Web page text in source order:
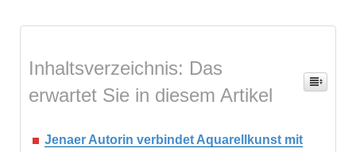
Inhaltsverzeichnis: Das
erwartet Sie in diesem Artikel
Jenaer Autorin verbindet Aquarellkunst mit